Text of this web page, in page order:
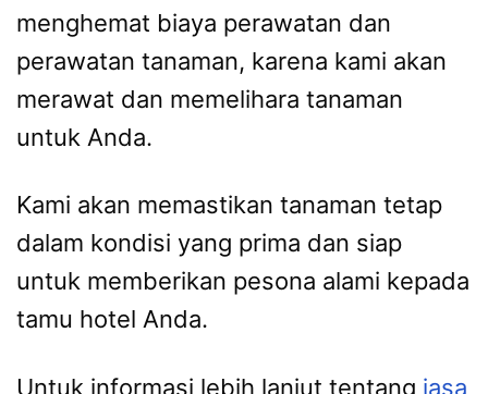
menghemat biaya perawatan dan
perawatan tanaman, karena kami akan
merawat dan memelihara tanaman
untuk Anda.
Kami akan memastikan tanaman tetap
dalam kondisi yang prima dan siap
untuk memberikan pesona alami kepada
tamu hotel Anda.
Untuk informasi lebih lanjut tentang jasa